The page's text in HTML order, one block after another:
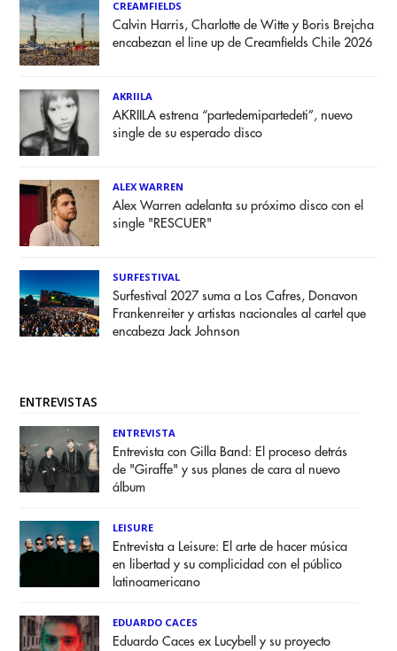
CREAMFIELDS
Calvin Harris, Charlotte de Witte y Boris Brejcha
encabezan el line up de Creamfields Chile 2026
AKRIILA
AKRIILA estrena “partedemipartedeti”, nuevo
single de su esperado disco
ALEX WARREN
Alex Warren adelanta su próximo disco con el
single "RESCUER"
SURFESTIVAL
Surfestival 2027 suma a Los Cafres, Donavon
Frankenreiter y artistas nacionales al cartel que
encabeza Jack Johnson
ENTREVISTAS
ENTREVISTA
Entrevista con Gilla Band: El proceso detrás
de "Giraffe" y sus planes de cara al nuevo
álbum
LEISURE
Entrevista a Leisure: El arte de hacer música
en libertad y su complicidad con el público
latinoamericano
EDUARDO CACES
Eduardo Caces ex Lucybell y su proyecto